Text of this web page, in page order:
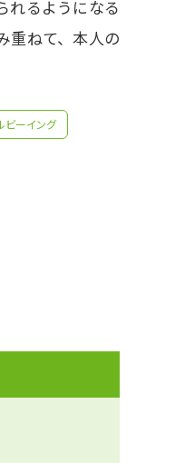
れるようになる
重ねて、本人の
ビーイング